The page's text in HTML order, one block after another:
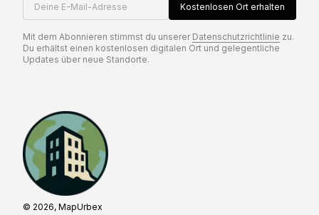
© 2026, MapUrbex
Deine E-Mail-Adresse Kostenlosen Ort erhalten
Mit dem Abonnieren stimmst du unserer Datenschutzrichtlinie zu.
Du erhältst einen kostenlosen digitalen Ort und gelegentliche
Updates über neue Standorte.